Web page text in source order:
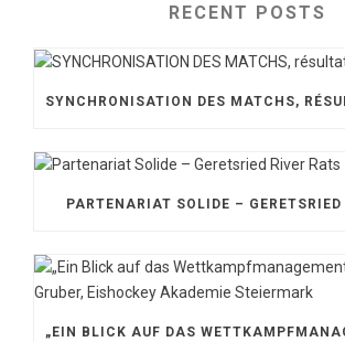
RECENT POSTS
PARTENARIAT SOLIDE –